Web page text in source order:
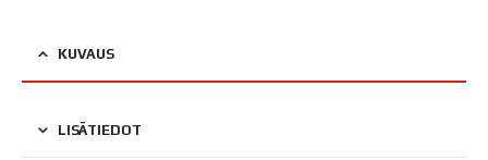
KUVAUS
LISÄTIEDOT